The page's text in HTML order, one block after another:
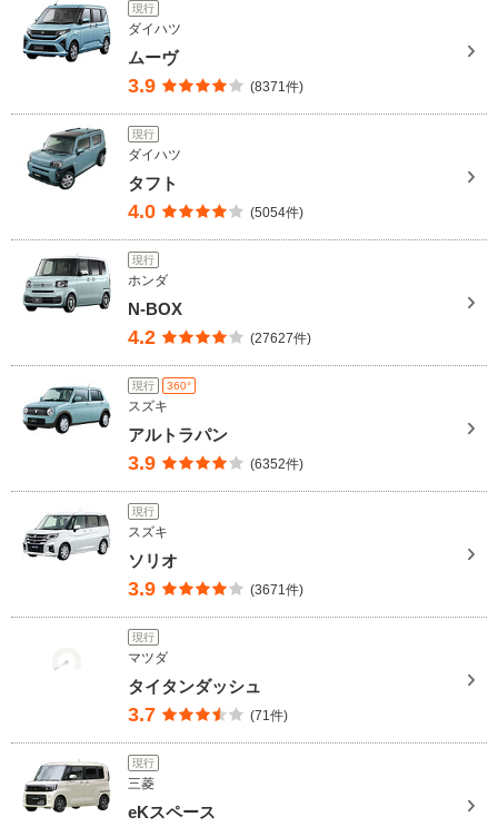
現行
ダイハツ
ムーヴ
3.9 (8371件)
現行
ダイハツ
タフト
4.0 (5054件)
現行
ホンダ
N-BOX
4.2 (27627件)
現行 360°
スズキ
アルトラパン
3.9 (6352件)
現行
スズキ
ソリオ
3.9 (3671件)
現行
マツダ
タイタンダッシュ
3.7 (71件)
現行
三菱
eKスペース